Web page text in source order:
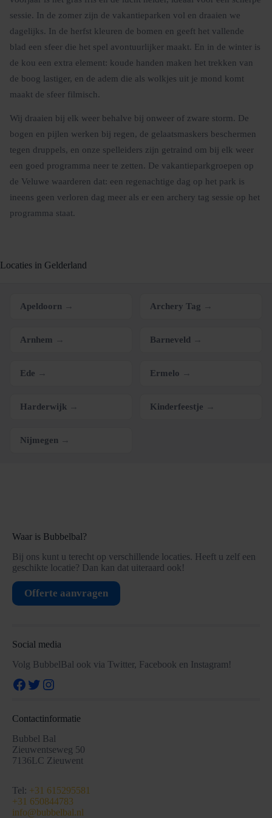
sessie. In de zomer zijn de vakantieparken vol en draaien we
dagelijks. In de herfst kleuren de bomen en geeft het vallende
blad een sfeer die het spel avontuurlijker maakt. En in de winter is
de kou een extra element: koude handen maken het trekken van
de boog lastiger, en de adem die als wolkjes uit je mond komt
maakt de sfeer filmisch.
Wij draaien bij elk weer behalve bij onweer of zware storm. De
bogen en pijlen werken bij regen, de gelaatsmaskers beschermen
tegen druppels, en onze spelleiders zijn getraind om bij elk weer
een goed programma neer te zetten. De vakantieparkgroepen op
de Veluwe waarderen dat: een regenachtige dag op het park is
ineens geen verloren dag meer als er een archery tag sessie op het
programma staat.
Locaties in Gelderland
Apeldoorn → Archery Tag →
Arnhem → Barneveld →
Ede → Ermelo →
Harderwijk → Kinderfeestje →
Nijmegen →
Waar is Bubbelbal?
Bij ons kunt u terecht op verschillende locaties. Heeft u zelf een
geschikte locatie? Dan kan dat uiteraard ook!
Offerte aanvragen
Social media
Volg BubbelBal ook via Twitter, Facebook en Instagram!
Facebook
Twitter
Instagram
Contactinformatie
Bubbel Bal
Zieuwentseweg 50
7136LC Zieuwent
Tel: +31 615295581
+31 650844783
info@bubbelbal.nl